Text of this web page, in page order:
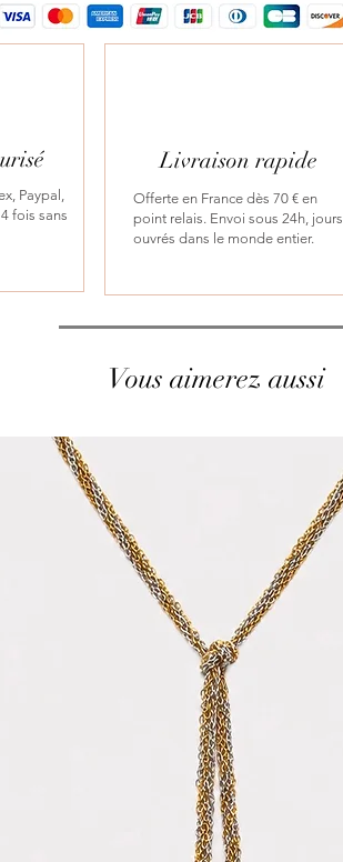
Paypal,
fois sans
Livraison rapide
Offerte en France dès 70 € en
point relais. Envoi sous 24h, jours
ouvrés dans le monde entier.
Vous aimerez aussi